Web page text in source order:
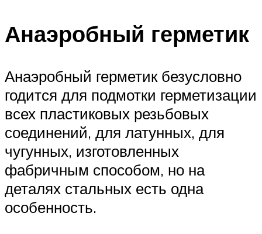
Анаэробный герметик
Анаэробный герметик безусловно
годится для подмотки герметизации
всех пластиковых резьбовых
соединений, для латунных, для
чугунных, изготовленных
фабричным способом, но на
деталях стальных есть одна
особенность.